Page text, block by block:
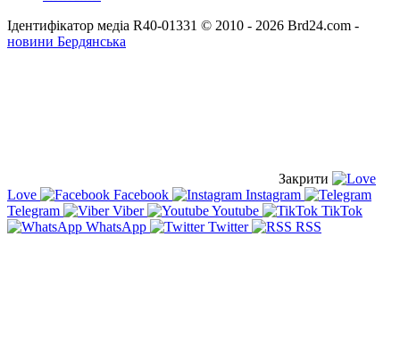
Ідентифікатор медіа R40-01331 © 2010 - 2026 Brd24.com -
новини Бердянська
Закрити
Love
Facebook
Instagram
Telegram
Viber Youtube
TikTok
WhatsApp
Twitter RSS